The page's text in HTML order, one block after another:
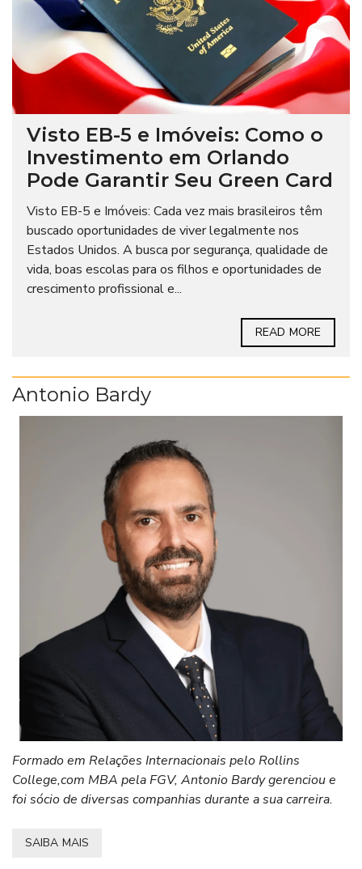
Visto EB-5 e Imóveis: Como o
Investimento em Orlando
Pode Garantir Seu Green Card
Visto EB-5 e Imóveis: Cada vez mais brasileiros têm
buscado oportunidades de viver legalmente nos
Estados Unidos. A busca por segurança, qualidade de
vida, boas escolas para os filhos e oportunidades de
crescimento profissional e...
READ MORE
Antonio Bardy
Formado em Relações Internacionais pelo Rollins
College,com MBA pela FGV, Antonio Bardy gerenciou e
foi sócio de diversas companhias durante a sua carreira.
SAIBA MAIS